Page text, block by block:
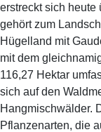
erstreckt sich heute
gehört zum
Hügelland mit
mit dem
116,27 Hektar
sich auf den
Hangmischwälder.
Pflanzenarten, die